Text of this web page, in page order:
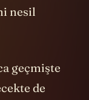
nesil
geçmişte
de